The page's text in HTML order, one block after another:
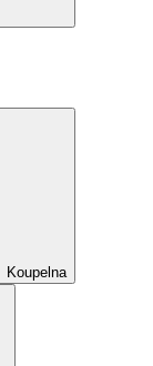
Koupelna